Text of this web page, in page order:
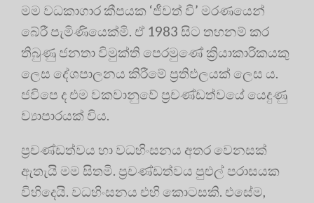
මම වධකාගාර කීපයක ‘ජීවත් වී’ මරණයෙන්
බේරී පැමිණියෙක්මි. ඒ 1983 සිට තහනම් කර
තිබුණු ජනතා විමුක්ති පෙරමුණේ ක්‍රියාකාරිකයකු
ලෙස දේශපාලනය කිරීමේ ප්‍ර‍තිඵලයක් ලෙස ය.
ජවිපෙ ද එම වකවානුවේ ප්‍ර‍චණ්ඩත්වයේ යෙදුණු
ව්‍යාපාරයක් විය.
ප්‍ර‍චණ්ඩත්වය හා වධහිංසනය අතර වෙනසක්
ඇතැයි මම සිතමි. ප්‍ර‍චණ්ඩත්වය පුළුල් පරාසයක
විහිදෙයි. වධහිංසනය එහි කොටසකි. එසේම,